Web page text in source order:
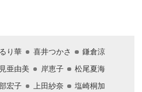
り華 喜井つかさ
鎌倉涼
亜由美 岸恵子
松尾夏海
宏子 上田紗奈
塩崎桐加